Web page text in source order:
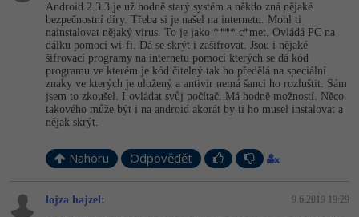
Android 2.3.3 je už hodně starý systém a někdo zná nějaké
bezpečnostní díry. Třeba si je našel na internetu. Mohl ti
nainstalovat nějaký virus. To je jako **** c*met. Ovládá PC na
dálku pomocí wi-fi. Dá se skrýt i zašifrovat. Jsou i nějaké
šifrovací programy na internetu pomocí kterých se dá kód
programu ve kterém je kód čitelný tak ho předělá na speciální
znaky ve kterých je uložený a antivir nemá šanci ho rozluštit. Sám
jsem to zkoušel. I ovládat svůj počítač. Má hodně možností. Něco
takového může být i na android akorát by ti ho musel instalovat a
nějak skrýt.
Nahoru Odpovědět
lojza hajzel: 9.6.2019 19:29